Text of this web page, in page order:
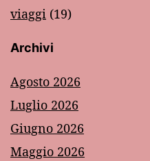
viaggi (19)
Archivi
Agosto 2026
Luglio 2026
Giugno 2026
Maggio 2026